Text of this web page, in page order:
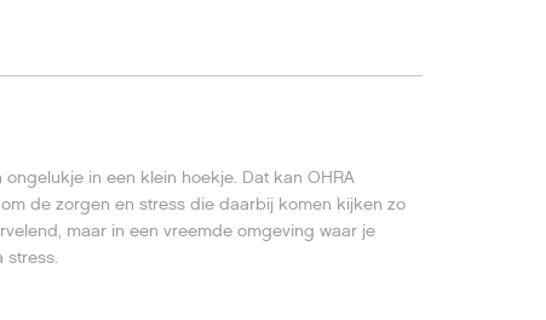
in een klein hoekje. Dat kan OHRA
de zorgen en stress die daarbij komen kijken zo
maar in een vreemde omgeving waar je
stress.